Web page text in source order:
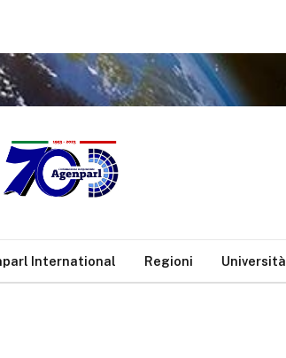
International Regioni Università